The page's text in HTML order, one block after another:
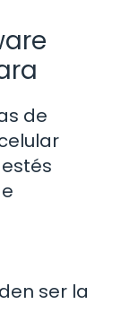
de
ser la